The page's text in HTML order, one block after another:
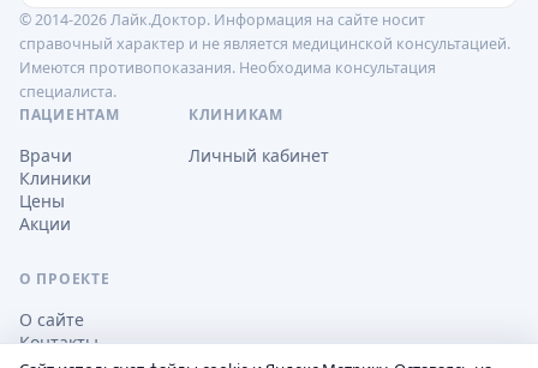
© 2014-2026 Лайк.Доктор. Информация на сайте носит
справочный характер и не является медицинской консультацией.
Имеются противопоказания. Необходима консультация
специалиста.
ПАЦИЕНТАМ
Врачи
Клиники
Цены
Акции
КЛИНИКАМ
Личный кабинет
О ПРОЕКТЕ
О сайте
Контакты